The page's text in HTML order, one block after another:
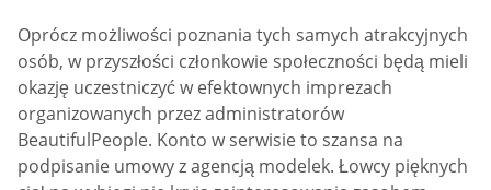
Oprócz możliwości poznania tych samych atrakcyjnych
osób, w przyszłości członkowie społeczności będą mieli
okazję uczestniczyć w efektownych imprezach
organizowanych przez administratorów
BeautifulPeople. Konto w serwisie to szansa na
podpisanie umowy z agencją modelek. Łowcy pięknych